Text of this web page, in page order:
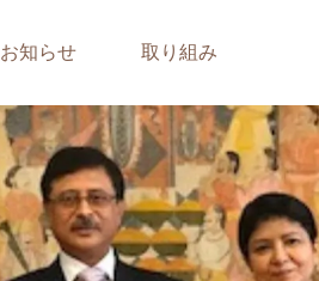
お知らせ 取り組み